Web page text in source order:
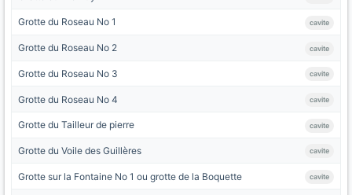
Grotte du Roseau No 1 cavite
Grotte du Roseau No 2 cavite
Grotte du Roseau No 3 cavite
Grotte du Roseau No 4 cavite
Grotte du Tailleur de pierre cavite
Grotte du Voile des Guillères cavite
Grotte sur la Fontaine No 1 ou grotte de la Boquette cavite